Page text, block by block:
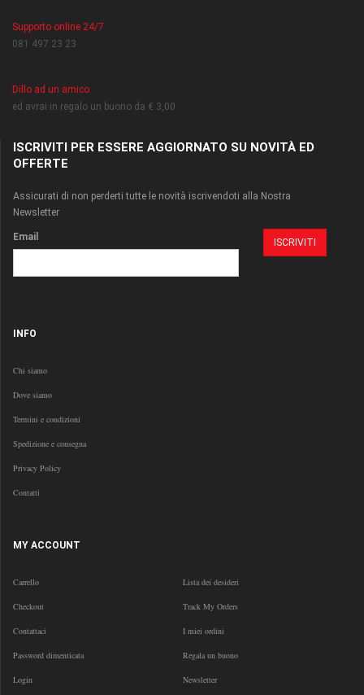
Supporto online 24/7
081 497 23 23
Dillo ad un amico
ed avrai in regalo un buono da € 3,00
ISCRIVITI PER ESSERE AGGIORNATO SU NOVITÀ ED
OFFERTE
Assicurati di non perderti tutte le novità iscrivendoti alla Nostra
Newsletter
Email
INFO
Chi siamo
Dove siamo
Termini e condizioni
Spedizione e consegna
Privacy Policy
Contatti
MY ACCOUNT
Carrello Lista dei desideri
Checkout Track My Orders
Contattaci I miei ordini
Password dimenticata Regala un buono
Login Newsletter